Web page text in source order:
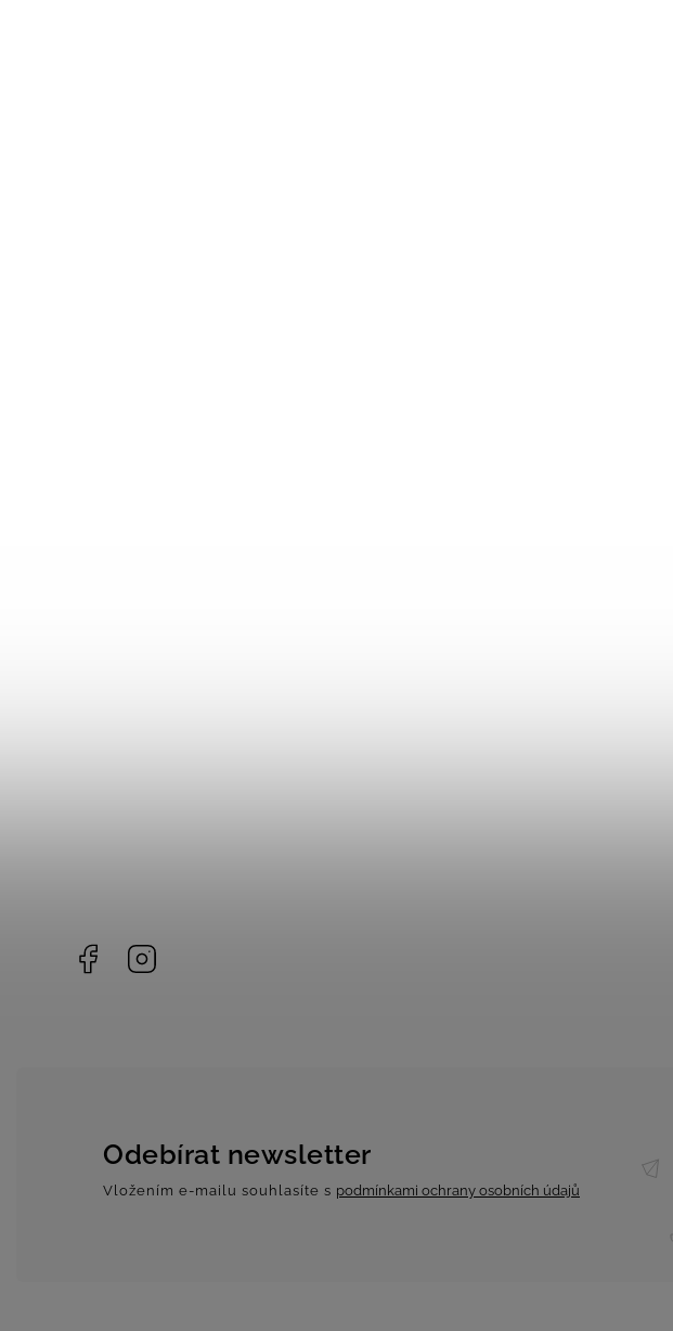
Facebook
Odebírat newsletter
Vložením e-mailu souhlasíte s podmínkami ochrany osobních údajů